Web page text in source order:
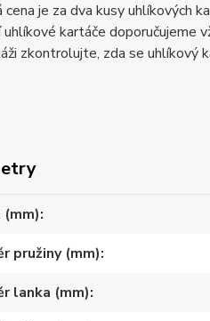
cena je za dva kusy uhlíkových
uhlíkové kartáče doporučujeme
zkontrolujte, zda se uhlíkový
(mm)
pružiny (mm)
lanka (mm)